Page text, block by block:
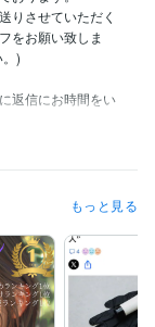
りさせていただく
をお願い致しま
)
返信にお時間をい
くお願いいたしま
: 3年
経験年数 : 8年
容家
経験年数 : 1
もっと見る